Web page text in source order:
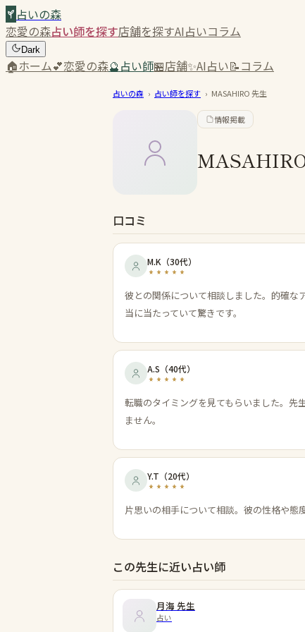
占いの森
恋愛の森占い師を探す店舗を探すAI占いコラム
Dark
🏠ホーム💕恋愛の森🔮占い師🏪店舗✨AI占い📝コラム
占いの森 › 占い師を探す › MASAHIRO先生
情報掲載
口コミ
M.K （30代）
彼との関係について相談しました。的確な
当に当たっていて驚きです。
A.S （40代）
転職のタイミングを見てもらいました。先
ません。
Y.T （20代）
片思いの相手について相談。彼の性格や態
この先生に近い占い師
月海 先生
占い